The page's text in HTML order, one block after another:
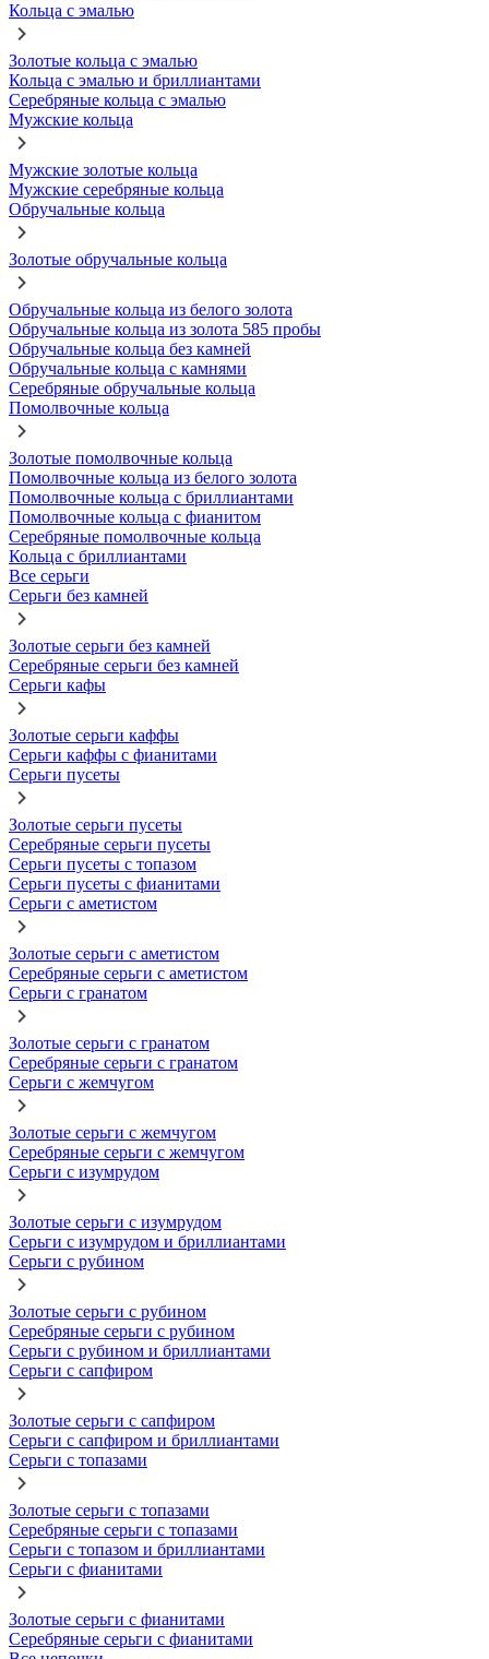
Кольца с эмалью
Золотые кольца с эмалью
Кольца с эмалью и бриллиантами
Серебряные кольца с эмалью
Мужские кольца
Мужские золотые кольца
Мужские серебряные кольца
Обручальные кольца
Золотые обручальные кольца
Обручальные кольца из белого золота
Обручальные кольца из золота 585 пробы
Обручальные кольца без камней
Обручальные кольца с камнями
Серебряные обручальные кольца
Помолвочные кольца
Золотые помолвочные кольца
Помолвочные кольца из белого золота
Помолвочные кольца с бриллиантами
Помолвочные кольца с фианитом
Серебряные помолвочные кольца
Кольца с бриллиантами
Все серьги
Серьги без камней
Золотые серьги без камней
Серебряные серьги без камней
Серьги кафы
Золотые серьги каффы
Серьги каффы с фианитами
Серьги пусеты
Золотые серьги пусеты
Серебряные серьги пусеты
Серьги пусеты с топазом
Серьги пусеты с фианитами
Серьги с аметистом
Золотые серьги с аметистом
Серебряные серьги с аметистом
Серьги с гранатом
Золотые серьги с гранатом
Серебряные серьги с гранатом
Серьги с жемчугом
Золотые серьги с жемчугом
Серебряные серьги с жемчугом
Серьги с изумрудом
Золотые серьги с изумрудом
Серьги с изумрудом и бриллиантами
Серьги с рубином
Золотые серьги с рубином
Серебряные серьги с рубином
Серьги с рубином и бриллиантами
Серьги с сапфиром
Золотые серьги с сапфиром
Серьги с сапфиром и бриллиантами
Серьги с топазами
Золотые серьги с топазами
Серебряные серьги с топазами
Серьги с топазом и бриллиантами
Серьги с фианитами
Золотые серьги с фианитами
Серебряные серьги с фианитами